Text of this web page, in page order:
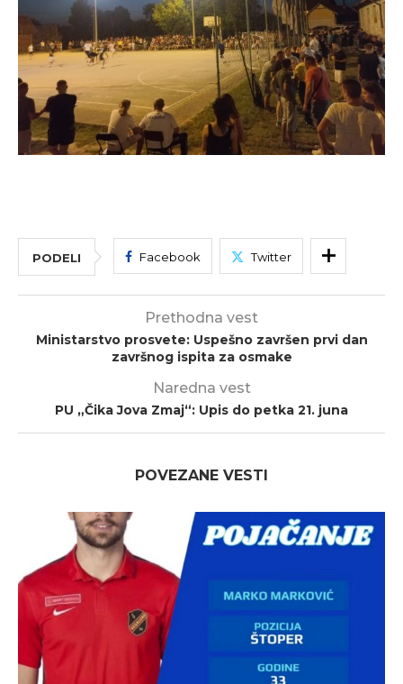
PODELI Facebook Twitter
Prethodna vest
Ministarstvo prosvete: Uspešno završen prvi dan
završnog ispita za osmake
Naredna vest
PU „Čika Jova Zmaj“: Upis do petka 21. juna
POVEZANE VESTI